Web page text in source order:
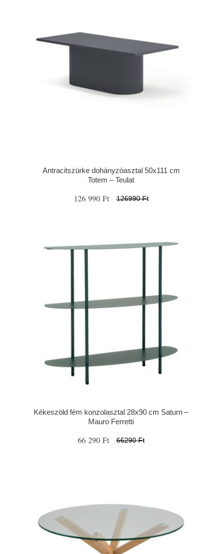
Antracitszürke dohányzóasztal 50x111 cm
Totem – Teulat
126 990 Ft 126990 Ft
Kékeszöld fém konzolasztal 28x90 cm Saturn –
Mauro Ferretti
66 290 Ft 66290 Ft